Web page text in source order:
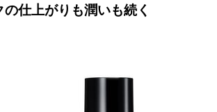
仕上がりも潤いも続く